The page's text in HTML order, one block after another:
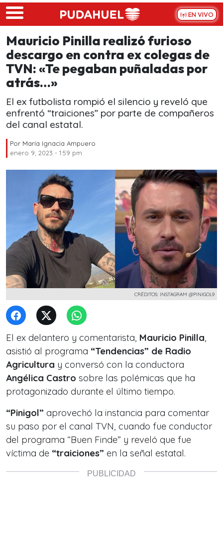
Skip to main content
EN VIVO
Mauricio Pinilla realizó furioso
descargo en contra ex colegas de
TVN: «Te pegaban puñaladas por
atrás…»
El ex futbolista rompió el silencio y reveló que
enfrentó “traiciones” por parte de compañeros
del canal estatal.
Por María Ignacia Ampuero
enero 9, 2023 - 1:59 pm
CRÉDITOS: INSTAGRAM @PINIGOL9
El ex delantero y comentarista, Mauricio Pinilla,
asistió al programa “Tendencias” de Radio
Agricultura y conversó con la conductora
Angélica Castro sobre las polémicas que ha
protagonizado durante el último tiempo.
“Pinigol” aprovechó la instancia para comentar
su paso por el canal TVN, cuando fue conductor
del programa “Buen Finde” y reveló que fue
víctima de “traiciones” en la señal estatal.